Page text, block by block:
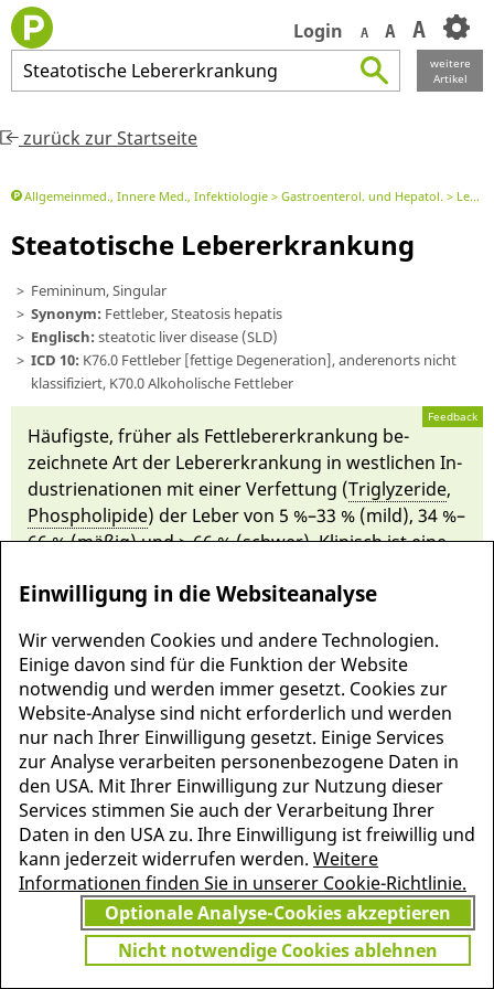
Login A A A
Steatotische Lebererkrankung
weitere
Artikel
zurück zur Startseite
Allgemeinmed., Innere Med., Infektiologie Gastroenterol. und Hepatol. Leber, Galle, Milz
Steatotische Lebererkrankung
Femininum, Singular
Synonym: Fettleber, Steatosis hepatis
Englisch: steatotic liver disease (SLD)
ICD 10: K76.0 Fettleber [fettige Degeneration], anderenorts nicht
klassifiziert, K70.0 Alkoholische Fettleber
Feedback
Häu­figs­te, früher als Fettlebe­rerkrankung be­
zeichne­te Art der Le­be­rerkrankung in west­lichen In­
dus­trie­nationen mit ei­ner Ver­fettung (Triglyzeride,
Phospholipide) der Le­ber von 5 %–33 % (mild), 34 %–
66 % (mäßig) und > 66 % (schwer). Klinisch ist ei­ne
oder zeigt un­spezifische Ober­bauch­be­schwerden
MEHR INFORMATIONEN
ZU PSCHYREMBEL
JETZT
GRATIS TESTEN
Einwilligung in die Websiteanalyse
Wir verwenden Cookies und andere Technologien.
Einige davon sind für die Funktion der Website
notwendig und werden immer gesetzt. Cookies zur
Website-Analyse sind nicht erforderlich und werden
nur nach Ihrer Einwilligung gesetzt. Einige Services
zur Analyse verarbeiten personenbezogene Daten in
den USA. Mit Ihrer Einwilligung zur Nutzung dieser
Services stimmen Sie auch der Verarbeitung Ihrer
Daten in den USA zu. Ihre Einwilligung ist freiwillig und
kann jederzeit widerrufen werden. Weitere
Informationen finden Sie in unserer Cookie-Richtlinie.
Optionale Analyse-Cookies akzeptieren
Nicht notwendige Cookies ablehnen